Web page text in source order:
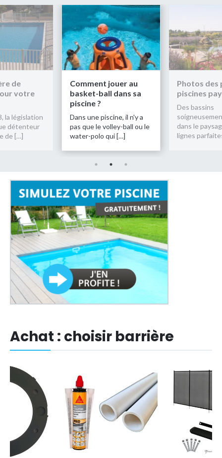
Comment jouer au
basket-ball dans sa
Dans une piscine, il n'y a
pas que le volley-ball ou le
water-polo qui […]
Photos des plus belles
piscines paysagères
soigneusement intégrés
dans le paysage, des
lignes parfaites, un […]
Achat : choisir barrière